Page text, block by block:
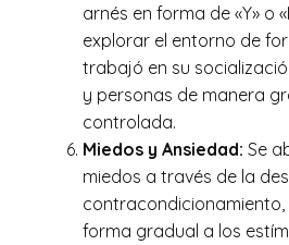
arnés en forma de «Y» o
explorar el entorno de
trabajó en su
y personas de manera
controlada.
Miedos y Ansiedad: Se
miedos a través de la
forma gradual a los